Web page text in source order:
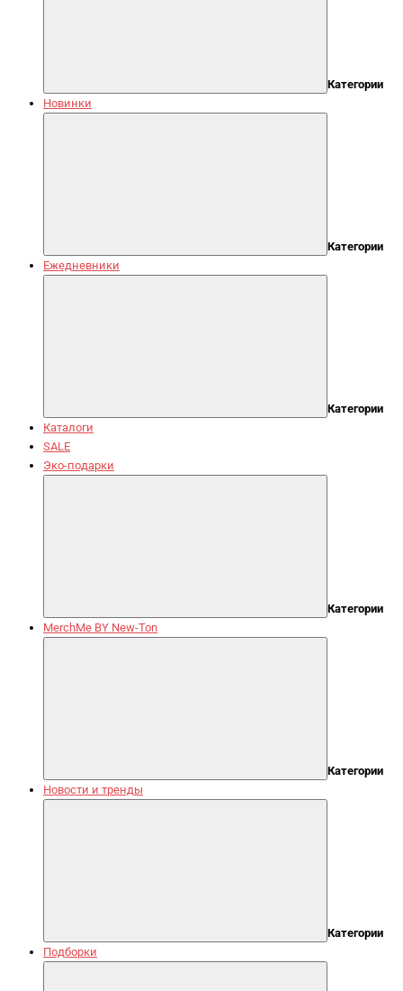
Категории
Новинки
Категории
Ежедневники
Категории
Каталоги
SALE
Эко-подарки
Категории
MerchMe BY New-Ton
Категории
Новости и тренды
Категории
Подборки